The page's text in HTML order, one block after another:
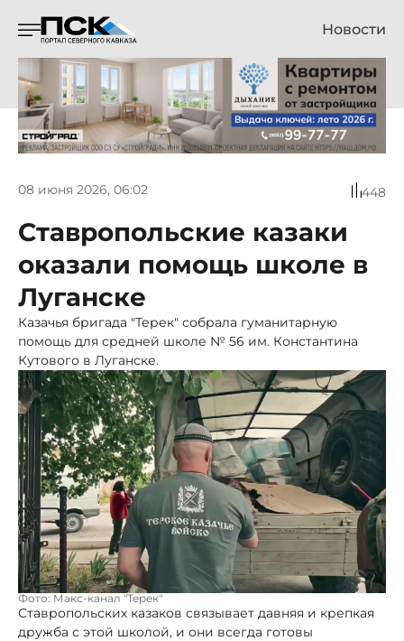
Новости
08 июня 2026, 06:02 448
Ставропольские казаки
оказали помощь школе в
Луганске
Казачья бригада "Терек" собрала гуманитарную
помощь для средней школе № 56 им. Константина
Кутового в Луганске.
Фото: Макс-канал "Терек"
Ставропольских казаков связывает давняя и крепкая
дружба с этой школой, и они всегда готовы